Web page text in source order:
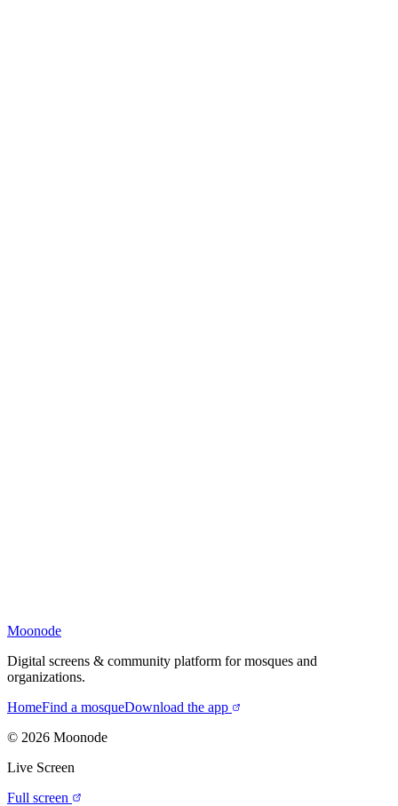
Moonode
Digital screens & community platform for mosques and
organizations.
HomeFind a mosqueDownload the app
© 2026 Moonode
Live Screen
Full screen